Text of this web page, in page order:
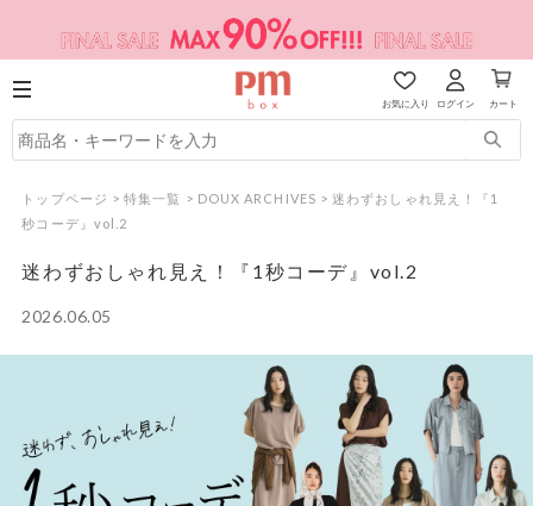
お気に入り ログイン カート
トップページ > 特集一覧 > DOUX ARCHIVES > 迷わずおしゃれ見え！『1
秒コーデ』vol.2
迷わずおしゃれ見え！『1秒コーデ』vol.2
2026.06.05